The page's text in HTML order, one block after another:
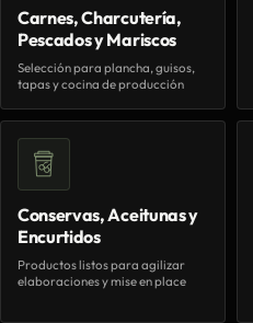
Carnes, Charcutería,
Pescados y Mariscos
Selección para plancha, guisos,
tapas y cocina de producción
Conservas, Aceitunas y
Encurtidos
Productos listos para agilizar
elaboraciones y mise en place